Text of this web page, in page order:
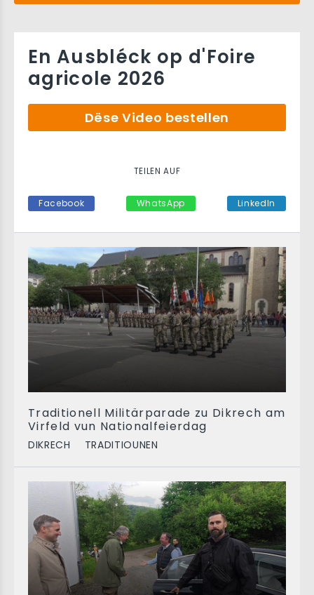
Traditionell Militärparade zu Dikrech am
Virfeld vun Nationalfeierdag
DIKRECH TRADITIOUNEN
En Ausbléck op d'Foire
agricole 2026
Dëse Video bestellen
TEILEN AUF
Facebook WhatsApp LinkedIn